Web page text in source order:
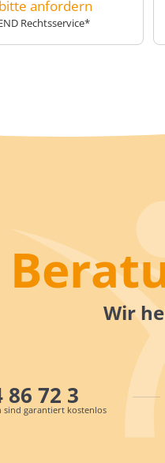
anfordern
Rechtsservice*
Wir
86 72 3
sind garantiert kostenlos